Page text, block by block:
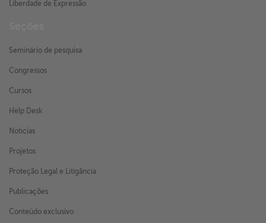
Liberdade de Expressão
Seminário de pesquisa
Congressos
Cursos
Help Desk
Notícias
Projetos
Proteção Legal e Litigância
Publicações
Conteúdo exclusivo